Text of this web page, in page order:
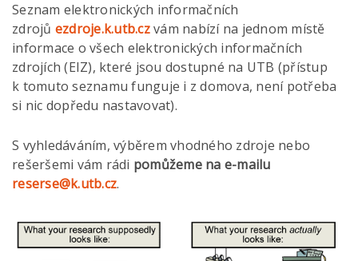
Seznam elektronických informačních
zdrojů ezdroje.k.utb.czvám nabízí na jednom místě
informace o všech elektronických informačních
zdrojích (EIZ), které jsou dostupné na UTB (přístup
k tomuto seznamu funguje i z domova, není potřeba
si nic dopředu nastavovat).
S vyhledáváním, výběrem vhodného zdroje nebo
rešeršemi vám rádi pomůžeme na e-mailu
reserse@k.utb.cz.